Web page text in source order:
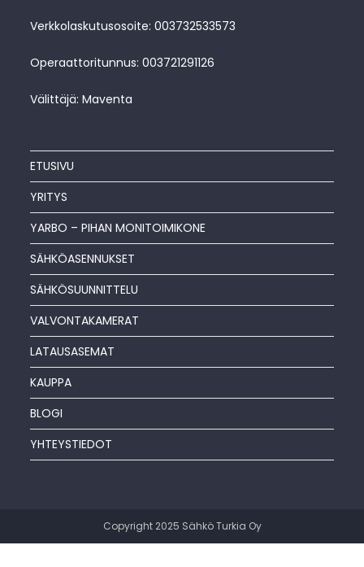
Verkkolaskutusosoite: 003732533573
Operaattoritunnus: 003721291126
Välittäjä: Maventa
ETUSIVU
YRITYS
YARBO – PIHAN MONITOIMIKONE
SÄHKÖASENNUKSET
SÄHKÖSUUNNITTELU
VALVONTAKAMERAT
LATAUSASEMAT
KAUPPA
BLOGI
YHTEYSTIEDOT
Copyright 2025 Sähkö Turkia Oy